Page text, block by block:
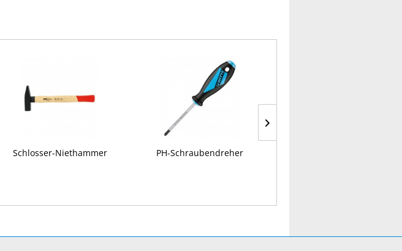
Schlosser-Niethammer PH-Schraubendreher